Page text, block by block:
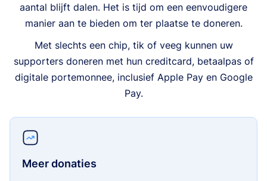
aantal blijft dalen. Het is tijd om een eenvoudigere
manier aan te bieden om ter plaatse te doneren.
Met slechts een chip, tik of veeg kunnen uw
supporters doneren met hun creditcard, betaalpas of
digitale portemonnee, inclusief Apple Pay en Google
Pay.
Meer donaties